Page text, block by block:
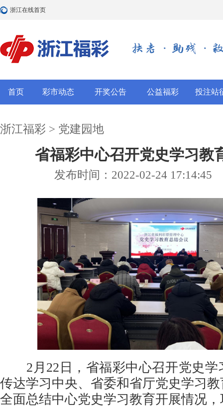
浙江在线首页
首页 彩市动态 开奖公告 公益福彩 投注站
浙江福彩 > 党建园地
省福彩中心召开党史学习教
发布时间：2022-02-24 17:14:45
2月22日，省福彩中心召开党史学
传达学习中央、省委和省厅党史学习
全面总结中心党史学习教育开展情况